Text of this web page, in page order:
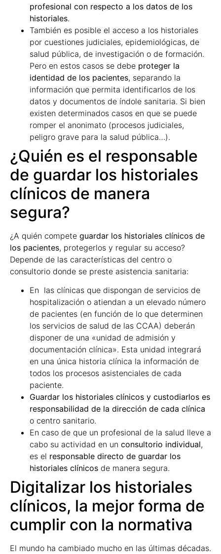
profesional con respecto a los datos de los
historiales.
También es posible el acceso a los historiales
por cuestiones judiciales, epidemiológicas, de
salud pública, de investigación o de formación.
Pero en estos casos se debe proteger la
identidad de los pacientes, separando la
información que permita identificarlos de los
datos y documentos de índole sanitaria. Si bien
existen determinados casos en que se puede
romper el anonimato (procesos judiciales,
peligro grave para la salud pública…).
¿Quién es el responsable
de guardar los historiales
clínicos de manera
segura?
¿A quién compete guardar los historiales clínicos de
los pacientes, protegerlos y regular su acceso?
Depende de las características del centro o
consultorio donde se preste asistencia sanitaria:
En las clínicas que dispongan de servicios de
hospitalización o atiendan a un elevado número
de pacientes (en función de lo que determinen
los servicios de salud de las CCAA) deberán
disponer de una «unidad de admisión y
documentación clínica». Esta unidad integrará
en una única historia clínica la información de
todos los procesos asistenciales de cada
paciente.
Guardar los historiales clínicos y custodiarlos es
responsabilidad de la dirección de cada clínica
o centro sanitario.
En caso de que un profesional de la salud lleve a
cabo su actividad en un consultorio individual,
es el responsable directo de guardar los
historiales clínicos de manera segura.
Digitalizar los historiales
clínicos, la mejor forma de
cumplir con la normativa
El mundo ha cambiado mucho en las últimas décadas.